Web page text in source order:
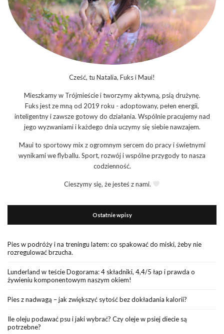
Cześć, tu Natalia, Fuks i Maui!
Mieszkamy w Trójmieście i tworzymy aktywną, psią drużynę.
Fuks jest ze mną od 2019 roku - adoptowany, pełen energii,
inteligentny i zawsze gotowy do działania. Wspólnie pracujemy nad
jego wyzwaniami i każdego dnia uczymy się siebie nawzajem.
Maui to sportowy mix z ogromnym sercem do pracy i świetnymi
wynikami we flyballu. Sport, rozwój i wspólne przygody to nasza
codzienność.
Cieszymy się, że jesteś z nami.
Ostatnie wpisy
Pies w podróży i na treningu latem: co spakować do miski, żeby nie
rozregulować brzucha.
Lunderland w teście Dogorama: 4 składniki, 4,4/5 łap i prawda o
żywieniu komponentowym naszym okiem!
Pies z nadwagą – jak zwiększyć sytość bez dokładania kalorii?
Ile oleju podawać psu i jaki wybrać? Czy oleje w psiej diecie są
potrzebne?